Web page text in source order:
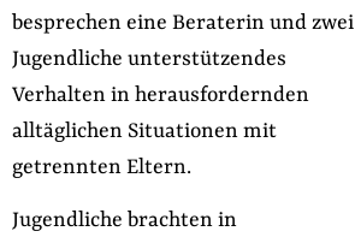
besprechen eine Beraterin und zwei
Jugendliche unterstützendes
Verhalten in herausfordernden
alltäglichen Situationen mit
getrennten Eltern.
Jugendliche brachten in